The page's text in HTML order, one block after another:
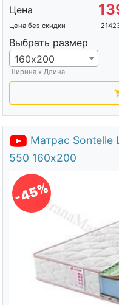
Цена
Цена без скидки
Выбрать размер
160х200
Ширина х Длина
Матрас Sontelle
550 160х200
-45%